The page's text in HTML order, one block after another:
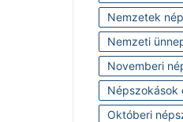
Nemzetek
Nemzeti
Novemberi
Népszokások
Októberi